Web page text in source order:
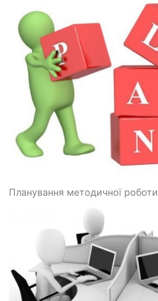
Планування методичної роботи